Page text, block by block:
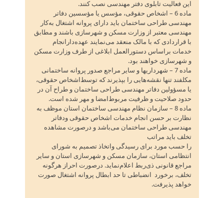
این فعالیت تابلوی دفتر مهندسی نصب کنند.
ماده 6 – اشخاص حقوقی‌، مؤسس یا مؤسسین دفاتر
مهندسی طراحی ساختمان باید دارای پروانه اشتغال به‌کار
مهندسی معتبر از وزارت مسکن و شهرسازی باشند و مطابق
با قراردادی که با مالک منعقد می‌نمایند عهده‌دارانجام
خدمات براساس دستورالعمل ابلاغی از طرف وزارت مسکن
و شهرسازی خواهند بود.
ماده 7 – شهرداریها و سایر مراجع صدور پروانه ساختمانی
مکلفند تنها نقشه‌هایی را بپذیرند که توسط‌اشخاص حقوقی‌،
یا مسؤولین دفاتر مهندسی طراحی ساختمان و طراح آن در
حدود صلاحیت و ظرفیت مربوط‌امضا و مهر شده است‌.
ماده 8 – سازمان نظام مهندسی ساختمان استان موظف به
نظارت بر حسن انجام خدمات اشخاص حقوقی ودفاتر
مهندسی طراحی ساختمان می‌باشد و درصورت مشاهده
تخلف باید مراتب
را حسب مورد برای رسیدگی واتخاذ تصمیم به شورای
انتظامی استان‌، سازمان مسکن و شهرسازی استان و سایر
مراجع قانونی ذی‌ربط اعلام‌نماید. درصورت احراز هرگونه
تخلف‌، برخورد انضباطی تا حد ابطال پروانه اشتغال صورت
خواهد پذیرفت‌.